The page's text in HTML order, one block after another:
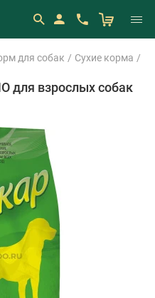
для собак Сухие корма
для взрослых собак